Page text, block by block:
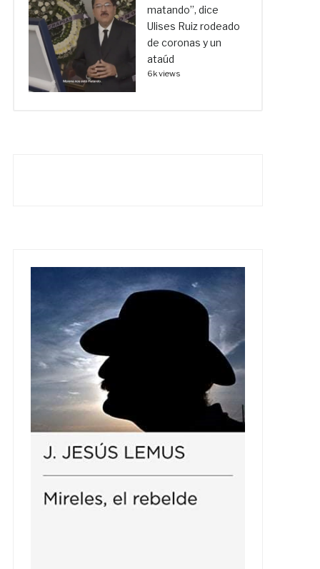
matando”, dice
Ulises Ruiz rodeado
de coronas y un
ataúd
6k views